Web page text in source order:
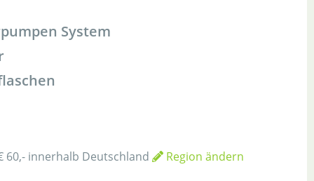
System
60,- innerhalb Deutschland
Region ändern